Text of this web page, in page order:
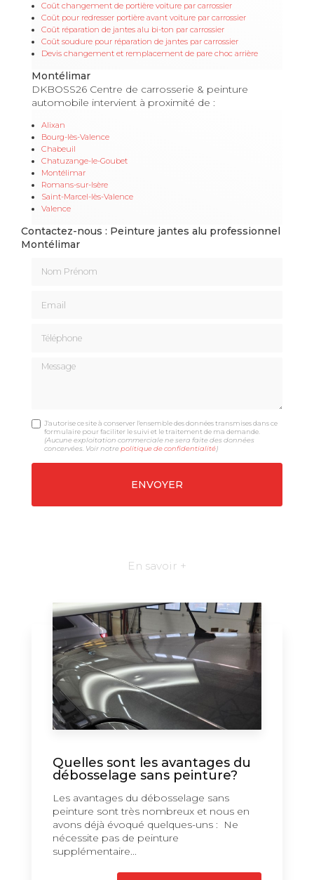
Coût changement de portière voiture par carrossier
Coût pour redresser portière avant voiture par carrossier
Coût réparation de jantes alu bi-ton par carrossier
Coût soudure pour réparation de jantes par carrossier
Devis changement et remplacement de pare choc arrière
Montélimar
DKBOSS26 Centre de carrosserie & peinture
automobile intervient à proximité de :
Alixan
Bourg-lès-Valence
Chabeuil
Chatuzange-le-Goubet
Montélimar
Romans-sur-Isère
Saint-Marcel-lès-Valence
Valence
Contactez-nous : Peinture jantes alu professionnel
Montélimar
Message
J'autorise ce site à conserver l'ensemble des données transmises dans ce
formulaire pour faciliter le suivi et le traitement de ma demande.
(Aucune exploitation commerciale ne sera faite des données
concervées. Voir notrepolitique de confidentialité)
En savoir +
Quelles sont les avantages du
débosselage sans peinture?
Les avantages du débosselage sans
peinture sont très nombreux et nous en
avons déjà évoqué quelques-uns : Ne
nécessite pas de peinture
supplémentaire...